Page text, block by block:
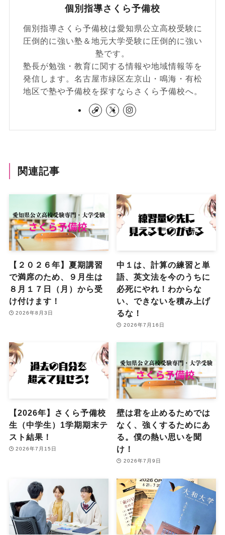
個別指導さくら予備校
個別指導さくら予備校は愛知県公立高校受験に
圧倒的に強い塾＆地元大学受験に圧倒的に強い
塾です。
塾長が勉強・教育に関する情報や地域情報等を
発信します。名古屋市緑区左京山・鳴海・有松
地区で塾や予備校を探すならさくら予備校へ。
関連記事
【２０２６年】夏期講習
で満席のため、９月生は
８月１７日（月）から受
け付けます！
2026年8月3日
中１は、計算の練習と単
語、英文法を今のうちに
必死にやれ！わからな
い、できないを積み上げ
るな！
2026年7月16日
【2026年】さくら予備校
生（中学生）1学期期末テ
スト結果！
2026年7月15日
壁は君を止めるためでは
なく、強くするためにあ
る。僕の熱い思いを聞
け！
2026年7月9日